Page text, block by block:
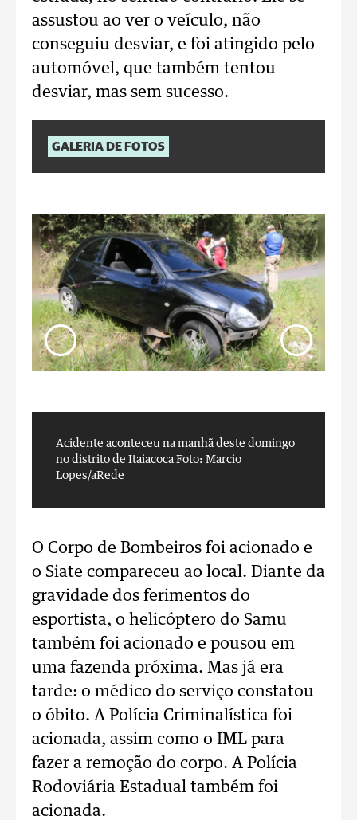
assustou ao ver o veículo, não
conseguiu desviar, e foi atingido pelo
automóvel, que também tentou
desviar, mas sem sucesso.
GALERIA DE FOTOS
Acidente aconteceu na manhã deste domingo
no distrito de ItaiacocaFoto: Marcio
Lopes/aRede
O Corpo de Bombeiros foi acionado e
o Siate compareceu ao local. Diante da
gravidade dos ferimentos do
esportista, o helicóptero do Samu
também foi acionado e pousou em
uma fazenda próxima. Mas já era
tarde: o médico do serviço constatou
o óbito. A Polícia Criminalística foi
acionada, assim como o IML para
fazer a remoção do corpo. A Polícia
Rodoviária Estadual também foi
acionada.